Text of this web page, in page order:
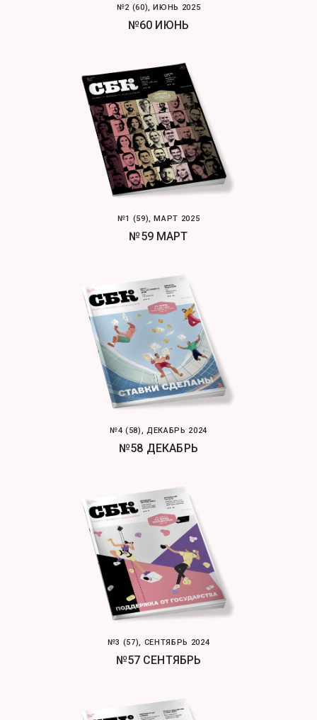
№2 (60), ИЮНЬ 2025
№60 ИЮНЬ
№1 (59), МАРТ 2025
№59 МАРТ
№4 (58), ДЕКАБРЬ 2024
№58 ДЕКАБРЬ
№3 (57), СЕНТЯБРЬ 2024
№57 СЕНТЯБРЬ